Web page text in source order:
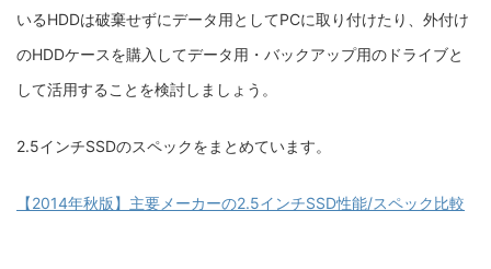
いるHDDは破棄せずにデータ用としてPCに取り付けたり、外付け
のHDDケースを購入してデータ用・バックアップ用のドライブと
して活用することを検討しましょう。
2.5インチSSDのスペックをまとめています。
【2014年秋版】主要メーカーの2.5インチSSD性能/スペック比較